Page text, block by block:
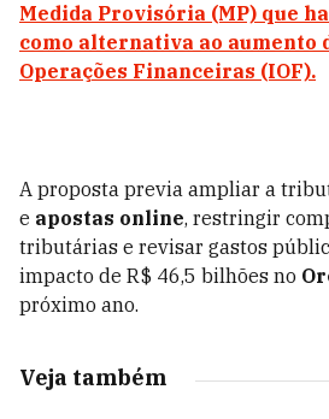
Medida Provisória (MP) que
como alternativa ao aumento
Operações Financeiras (IOF).
A proposta previa ampliar a
e apostas online, restringir
tributárias e revisar gastos
impacto de R$ 46,5 bilhões no
próximo ano.
Veja também